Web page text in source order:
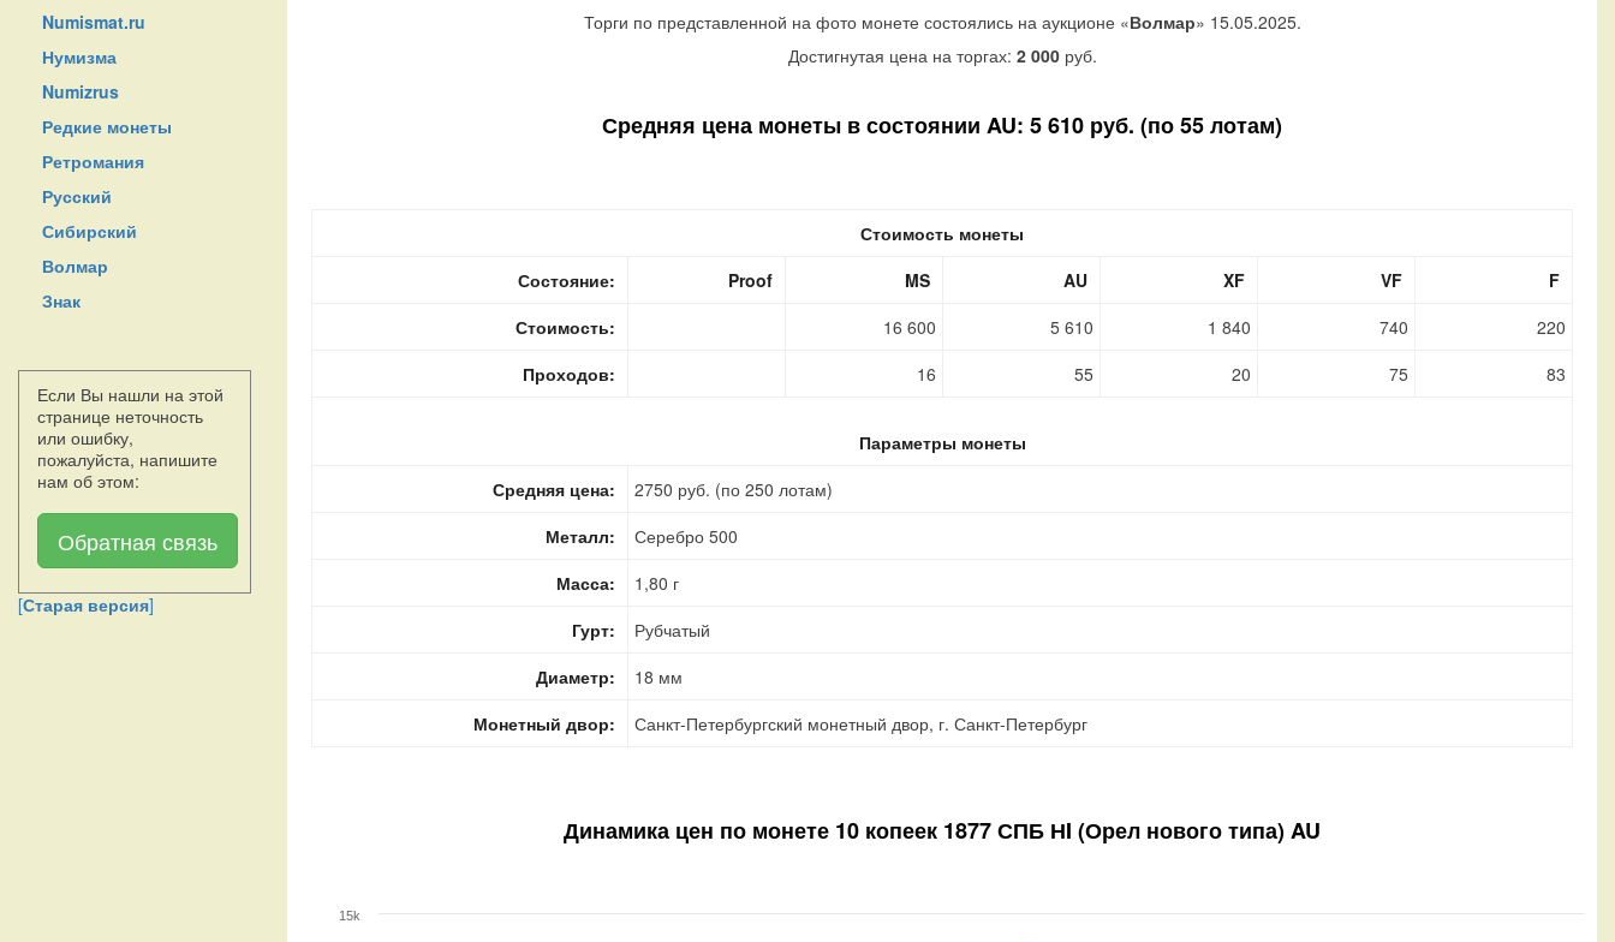
Numismat.ru
Нумизма
Numizrus
Редкие монеты
Ретромания
Русский
Сибирский
Волмар
Знак
Если Вы нашли на этой
странице неточность
или ошибку,
пожалуйста, напишите
нам об этом:
Обратная связь
[Старая версия]
Торги по представленной на фото монете состоялись на аукционе «Волмар» 15.05.2025.
Достигнутая цена на торгах: 2 000руб.
Средняя цена монеты в состоянии AU: 5 610 руб. (по 55 лотам)
Стоимость монеты
Состояние:
Proof MS AU XF VF
F
Стоимость:
16 600 5 610 1 840 740
220
Проходов:
16 55 20 75 83
Параметры монеты
Средняя цена:
2750 руб. (по 250 лотам)
Металл:
Серебро 500
Масса:
1,80 г
Гурт:
Рубчатый
Диаметр:
18 мм
Монетный двор:
Санкт-Петербургский монетный двор, г. Санкт-Петербург
Динамика цен по монете 10 копеек 1877 СПБ НI (Орел нового типа) AU
15k